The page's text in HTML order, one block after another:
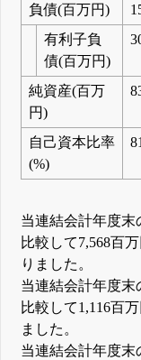
負債(百万円)
有利子負
債(百万円)
純資産(百万
円)
自己資本比率
(%)
当連結会計年度末
比較して7,568百
りました。
当連結会計年度末
比較して1,116百
ました。
当連結会計年度末